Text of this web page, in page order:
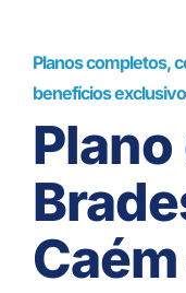
Planos completos,
benefícios